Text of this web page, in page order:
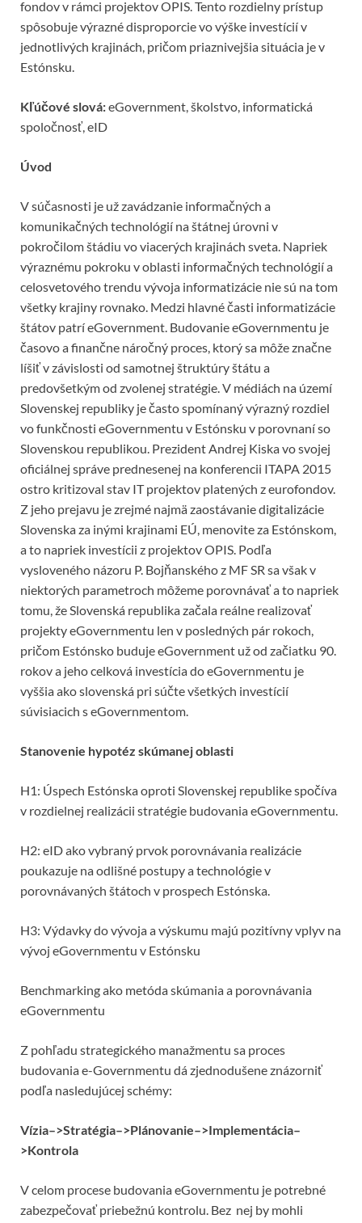
fondov v rámci projektov OPIS. Tento rozdielny prístup
spôsobuje výrazné disproporcie vo výške investícií v
jednotlivých krajinách, pričom priaznivejšia situácia je v
Estónsku.
Kľúčové slová:eGovernment, školstvo, informatická
spoločnosť, eID
Úvod
V súčasnosti je už zavádzanie informačných a
komunikačných technológií na štátnej úrovni v
pokročilom štádiu vo viacerých krajinách sveta. Napriek
výraznému pokroku v oblasti informačných technológií a
celosvetového trendu vývoja informatizácie nie sú na tom
všetky krajiny rovnako. Medzi hlavné časti informatizácie
štátov patrí eGovernment. Budovanie eGovernmentu je
časovo a finančne náročný proces, ktorý sa môže značne
líšiť v závislosti od samotnej štruktúry štátu a
predovšetkým od zvolenej stratégie. V médiách na území
Slovenskej republiky je často spomínaný výrazný rozdiel
vo funkčnosti eGovernmentu v Estónsku v porovnaní so
Slovenskou republikou. Prezident Andrej Kiska vo svojej
oficiálnej správe prednesenej na konferencii ITAPA 2015
ostro kritizoval stav IT projektov platených z eurofondov.
Z jeho prejavu je zrejmé najmä zaostávanie digitalizácie
Slovenska za inými krajinami EÚ, menovite za Estónskom,
a to napriek investícii z projektov OPIS. Podľa
vysloveného názoru P. Bojňanského z MF SR sa však v
niektorých parametroch môžeme porovnávať a to napriek
tomu, že Slovenská republika začala reálne realizovať
projekty eGovernmentu len v posledných pár rokoch,
pričom Estónsko buduje eGovernment už od začiatku 90.
rokov a jeho celková investícia do eGovernmentu je
vyššia ako slovenská pri súčte všetkých investícií
súvisiacich s eGovernmentom.
Stanovenie hypotéz skúmanej oblasti
H1: Úspech Estónska oproti Slovenskej republike spočíva
v rozdielnej realizácii stratégie budovania eGovernmentu.
H2: eID ako vybraný prvok porovnávania realizácie
poukazuje na odlišné postupy a technológie v
porovnávaných štátoch v prospech Estónska.
H3: Výdavky do vývoja a výskumu majú pozitívny vplyv na
vývoj eGovernmentu v Estónsku
Benchmarking ako metóda skúmania a porovnávania
eGovernmentu
Z pohľadu strategického manažmentu sa proces
budovania e-Governmentu dá zjednodušene znázorniť
podľa nasledujúcej schémy:
Vízia–>Stratégia–>Plánovanie–>Implementácia–
>Kontrola
V celom procese budovania eGovernmentu je potrebné
zabezpečovať priebežnú kontrolu. Bez nej by mohli